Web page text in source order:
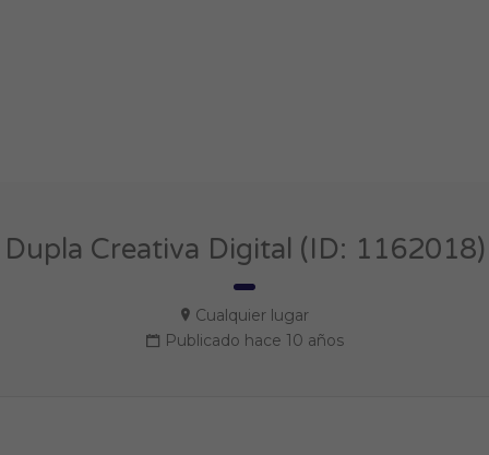
Dupla Creativa Digital (ID: 1162018)
Cualquier lugar
Publicado hace 10 años